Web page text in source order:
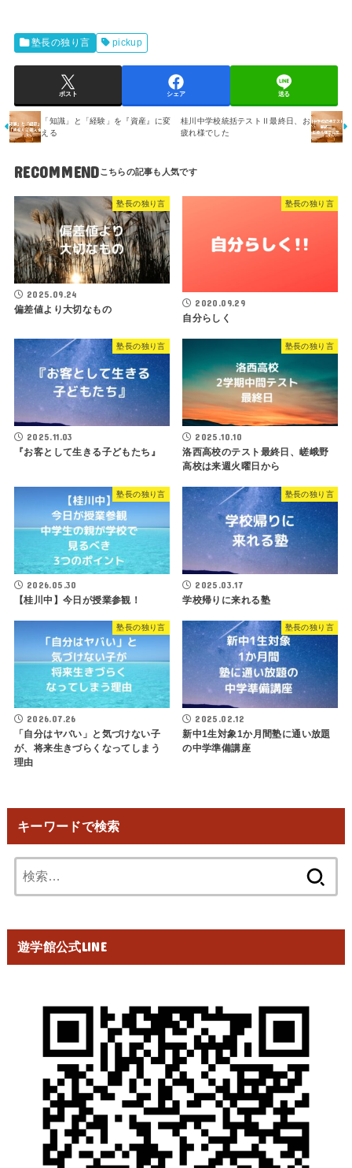
塾長の独り言 pickup
ポスト シェア 送る
「知識」と「経験」を『資産』に変
える
桂川中学校統括テストⅡ最終日、お
疲れ様でした
RECOMMEND
塾長の独り言
2025.09.24
偏差値より大切なもの
塾長の独り言
2020.09.29
自分らしく
塾長の独り言
2025.11.03
『お客として生きる子どもたち』
塾長の独り言
2025.10.10
洛西高校のテスト最終日、嵯峨野
高校は来週火曜日から
塾長の独り言
2026.05.30
【桂川中】今日が授業参観！
塾長の独り言
2025.03.17
学校帰りに来れる塾
塾長の独り言
2026.07.26
「自分はヤバい」と気づけない子
が、将来生きづらくなってしまう
理由
塾長の独り言
2025.02.12
新中1生対象1か月間塾に通い放題
の中学準備講座
キーワードで検索
索:
遊学館公式LINE